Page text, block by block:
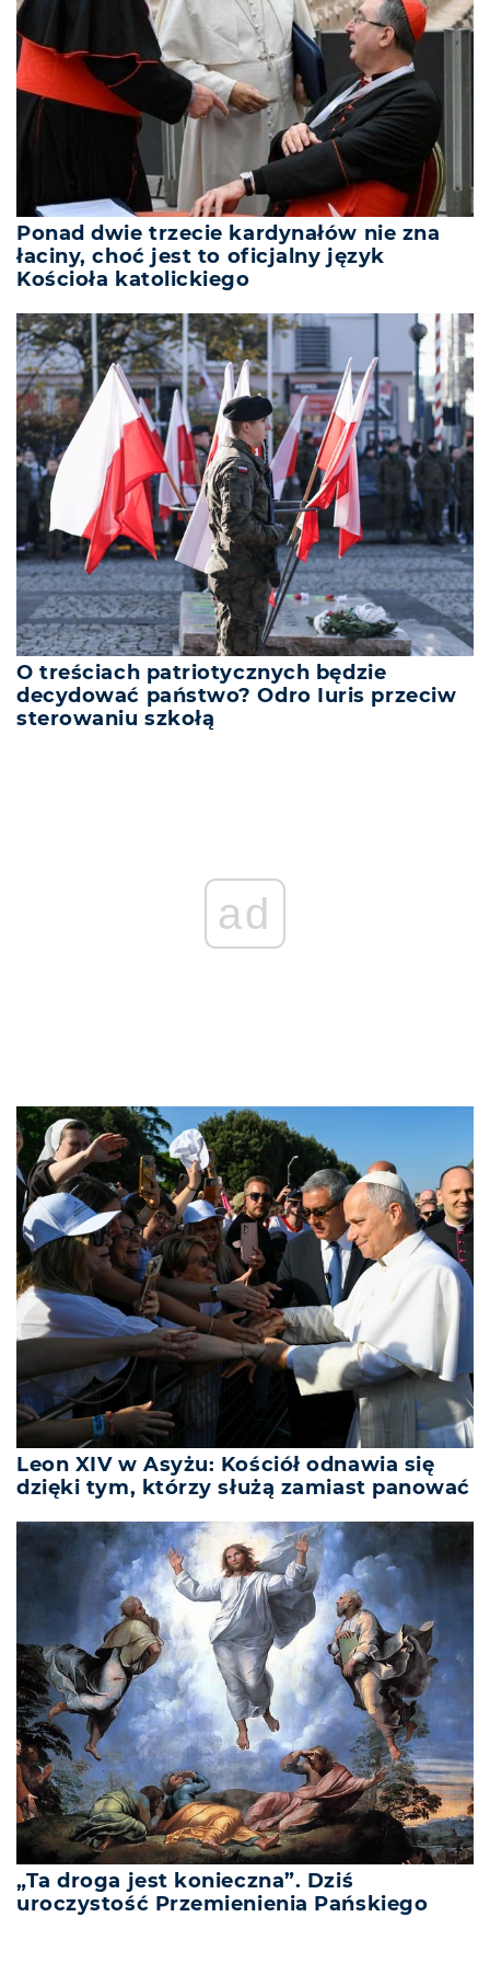
Ponad dwie trzecie kardynałów nie zna
łaciny, choć jest to oficjalny język
Kościoła katolickiego
O treściach patriotycznych będzie
decydować państwo? Odro Iuris przeciw
sterowaniu szkołą
ad
Leon XIV w Asyżu: Kościół odnawia się
dzięki tym, którzy służą zamiast panować
„Ta droga jest konieczna”. Dziś
uroczystość Przemienienia Pańskiego